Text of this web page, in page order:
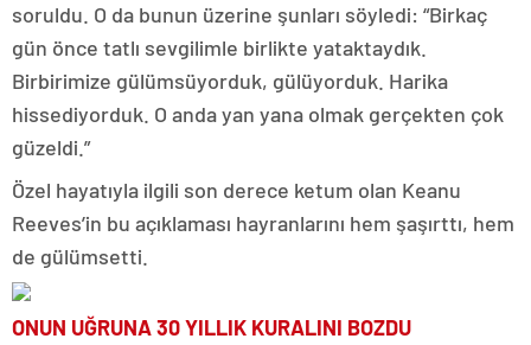
soruldu. O da bunun üzerine şunları söyledi: “Birkaç
gün önce tatlı sevgilimle birlikte yataktaydık.
Birbirimize gülümsüyorduk, gülüyorduk. Harika
hissediyorduk. O anda yan yana olmak gerçekten çok
güzeldi.”
Özel hayatıyla ilgili son derece ketum olan Keanu
Reeves’in bu açıklaması hayranlarını hem şaşırttı, hem
de gülümsetti.
ONUN UĞRUNA 30 YILLIK KURALINI BOZDU